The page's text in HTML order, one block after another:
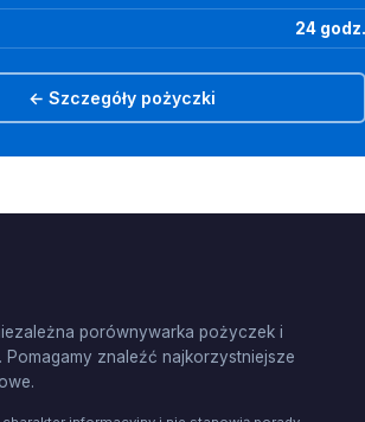
24 godz.
← Szczegóły pożyczki
porównywarka pożyczek i
Pomagamy znaleźć najkorzystniejsze